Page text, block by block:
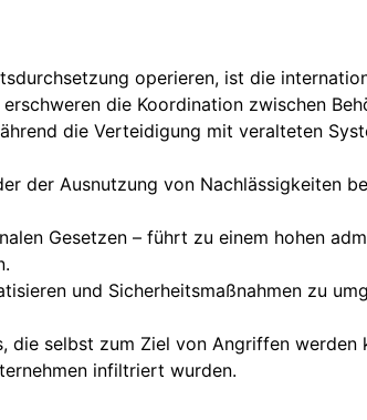
operieren, ist die
die Koordination zwischen
die Verteidigung mit veralteten
der Ausnutzung von Nachlässigkeiten
Gesetzen – führt zu einem hohen
und Sicherheitsmaßnahmen zu
selbst zum Ziel von Angriffen werden
infiltriert wurden.